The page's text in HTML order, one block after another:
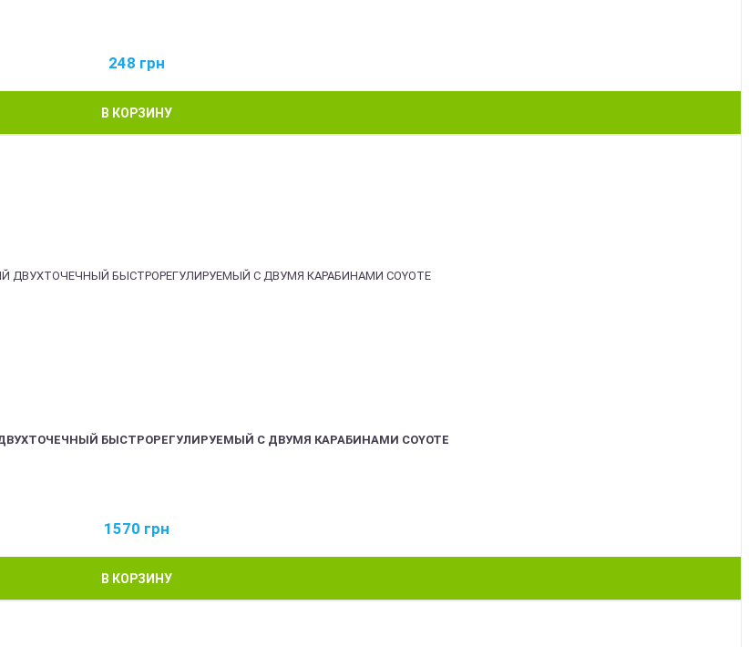
248 грн
В КОРЗИНУ
БЫСТРОРЕГУЛИРУЕМЫЙ С ДВУМЯ КАРАБИНАМИ COYOTE
1570 грн
В КОРЗИНУ